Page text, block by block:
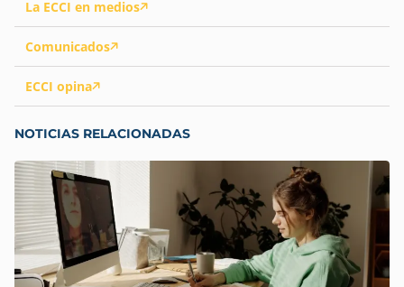
La ECCI en medios
Comunicados
ECCI opina
NOTICIAS RELACIONADAS